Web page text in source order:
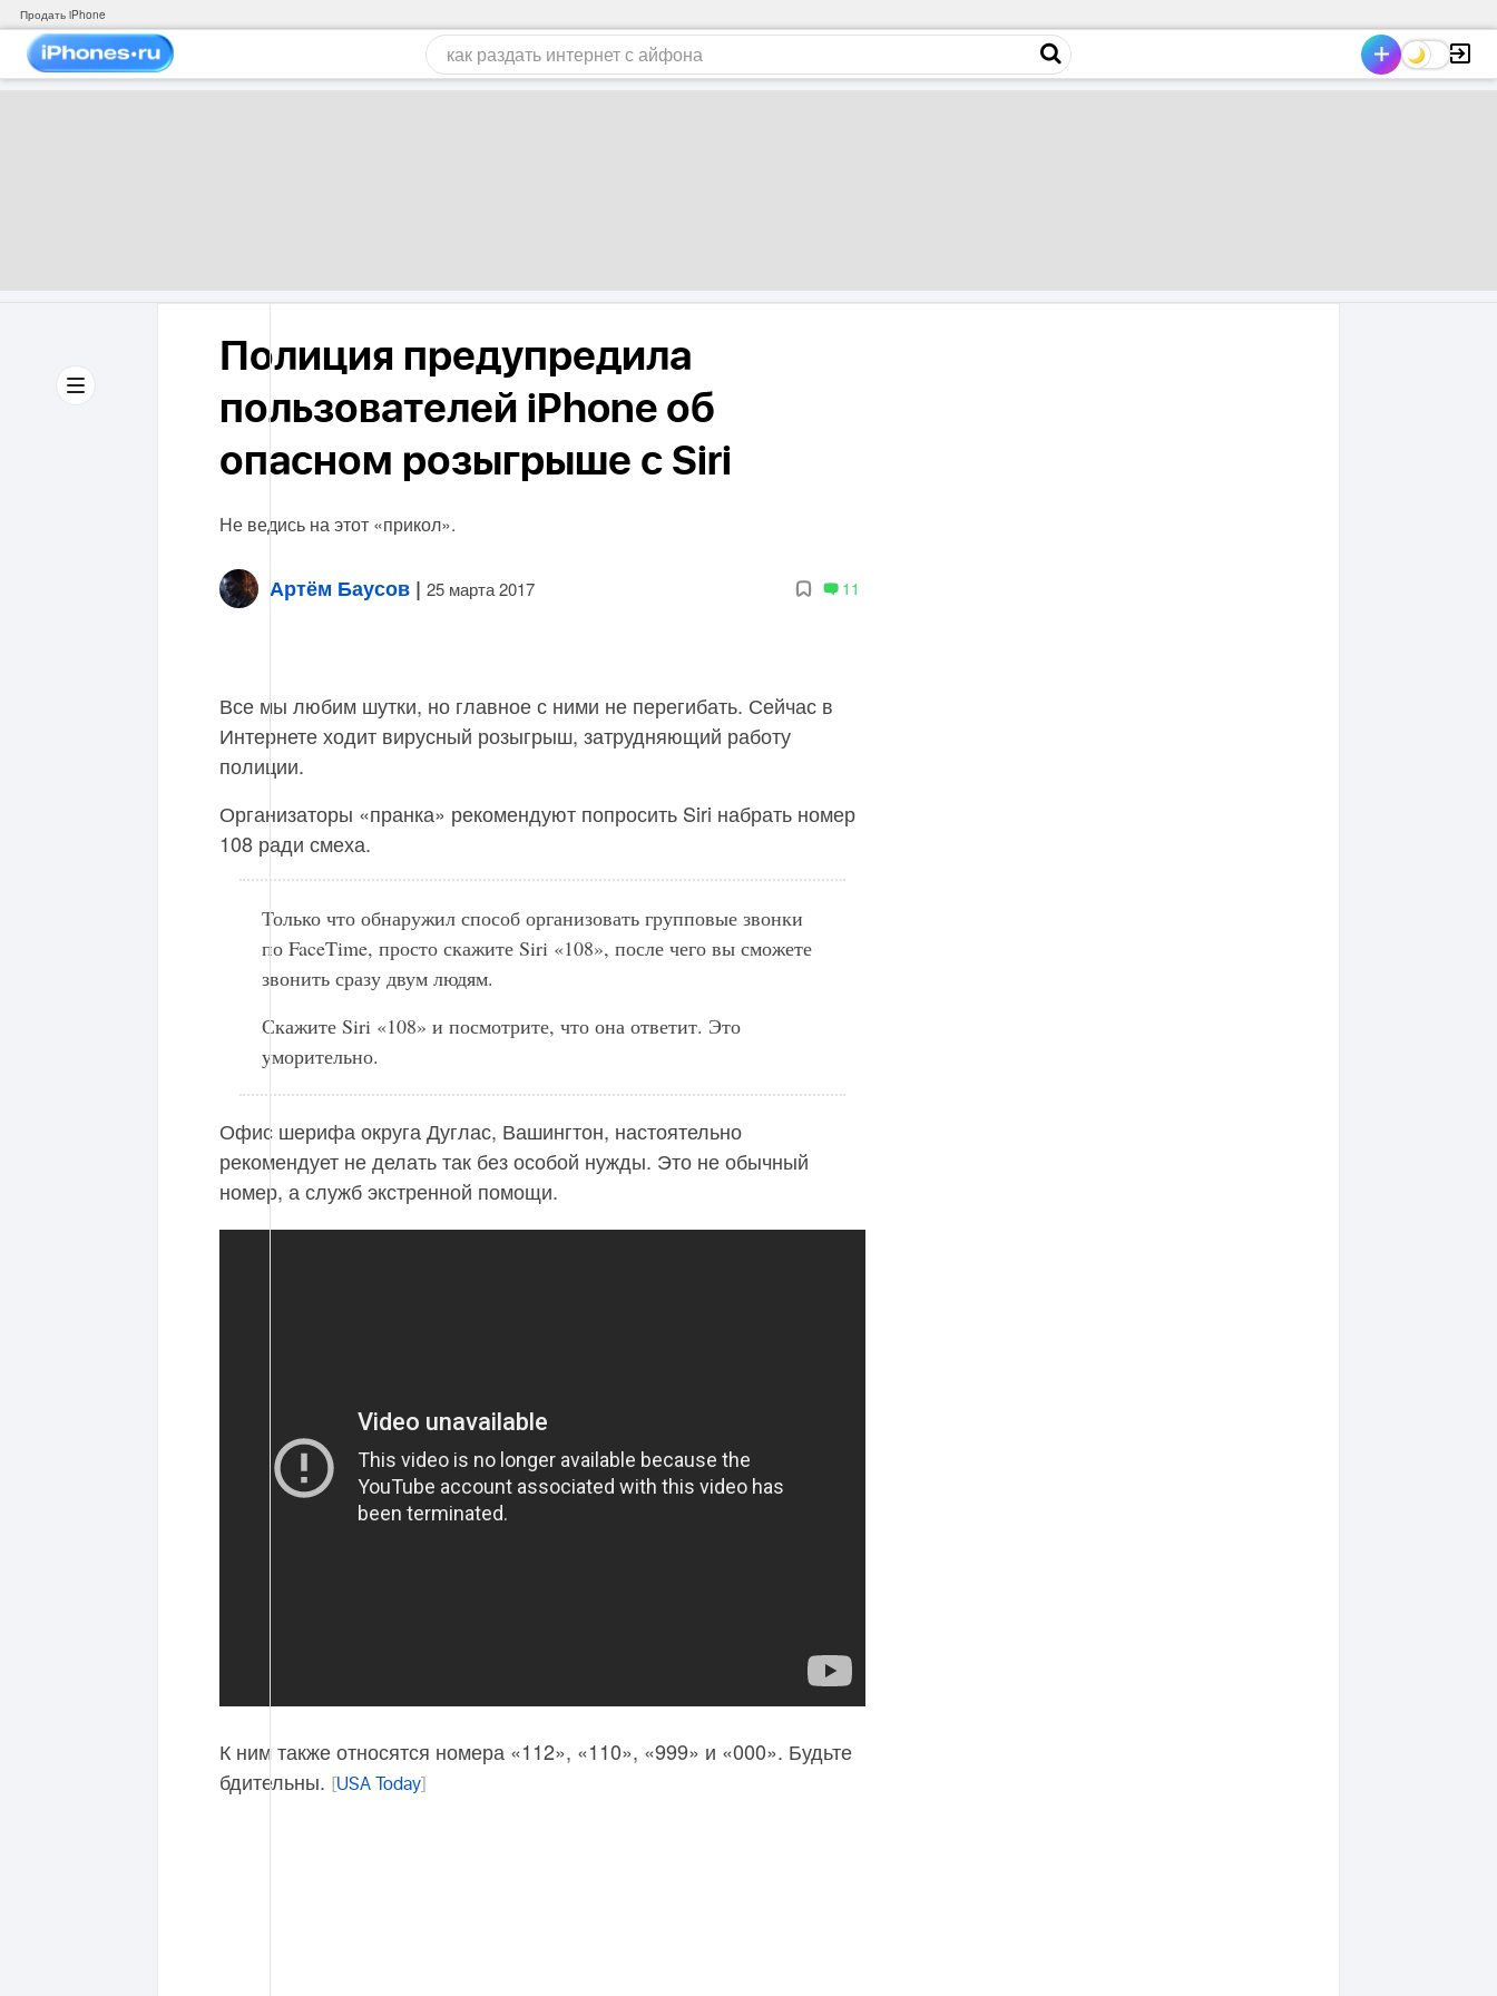
Продать iPhone
Полиция предупредила
пользователей iPhone об
опасном розыгрыше с Siri
Не ведись на этот «прикол».
Артём Баусов | 25 марта 2017 11
Все мы любим шутки, но главное с ними не перегибать. Сейчас в
Интернете ходит вирусный розыгрыш, затрудняющий работу
полиции.
Организаторы «пранка» рекомендуют попросить Siri набрать номер
108 ради смеха.
Только что обнаружил способ организовать групповые звонки
по FaceTime, просто скажите Siri «108», после чего вы сможете
звонить сразу двум людям.
Скажите Siri «108» и посмотрите, что она ответит. Это
уморительно.
Офис шерифа округа Дуглас, Вашингтон, настоятельно
рекомендует не делать так без особой нужды. Это не обычный
номер, а служб экстренной помощи.
К ним также относятся номера «112», «110», «999» и «000». Будьте
бдительны.
USA Today